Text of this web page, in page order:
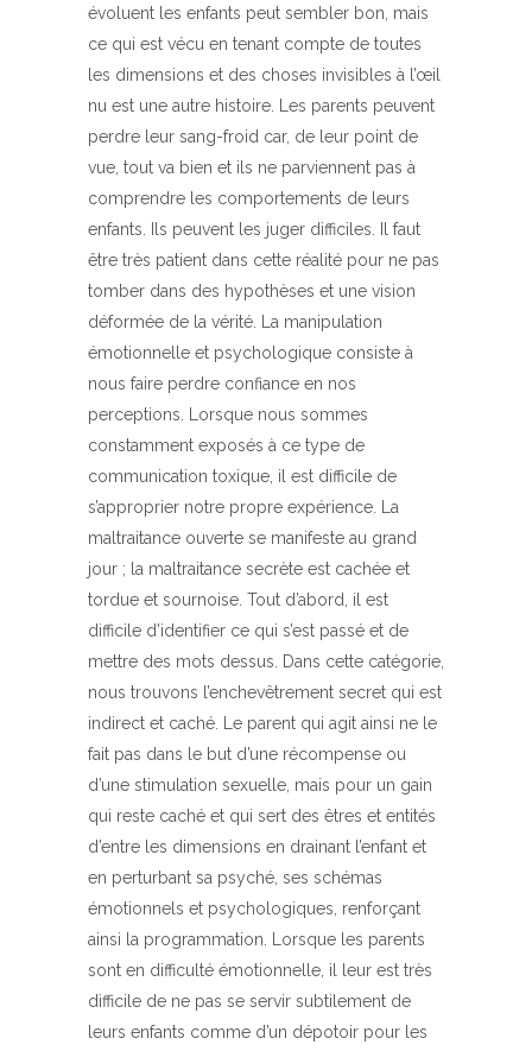
évoluent les enfants peut sembler bon, mais
ce qui est vécu en tenant compte de toutes
les dimensions et des choses invisibles à l’œil
nu est une autre histoire. Les parents peuvent
perdre leur sang-froid car, de leur point de
vue, tout va bien et ils ne parviennent pas à
comprendre les comportements de leurs
enfants. Ils peuvent les juger difficiles. Il faut
être très patient dans cette réalité pour ne pas
tomber dans des hypothèses et une vision
déformée de la vérité. La manipulation
émotionnelle et psychologique consiste à
nous faire perdre confiance en nos
perceptions. Lorsque nous sommes
constamment exposés à ce type de
communication toxique, il est difficile de
s’approprier notre propre expérience. La
maltraitance ouverte se manifeste au grand
jour ; la maltraitance secrète est cachée et
tordue et sournoise. Tout d’abord, il est
difficile d’identifier ce qui s’est passé et de
mettre des mots dessus. Dans cette catégorie,
nous trouvons l’enchevêtrement secret qui est
indirect et caché. Le parent qui agit ainsi ne le
fait pas dans le but d’une récompense ou
d’une stimulation sexuelle, mais pour un gain
qui reste caché et qui sert des êtres et entités
d’entre les dimensions en drainant l’enfant et
en perturbant sa psyché, ses schémas
émotionnels et psychologiques, renforçant
ainsi la programmation. Lorsque les parents
sont en difficulté émotionnelle, il leur est très
difficile de ne pas se servir subtilement de
leurs enfants comme d’un dépotoir pour les